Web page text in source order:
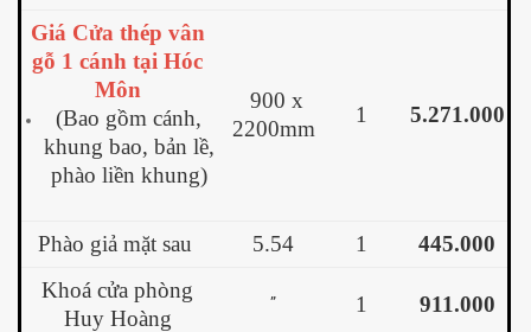
Giá Cửa thép vân
gỗ 1 cánh tại Hóc
Môn
(Bao gồm cánh,
khung bao, bản lề,
phào liền khung)
900 x
2200mm
1 5.271.000
Phào giả mặt sau 5.54 1
445.000
Khoá cửa phòng
Huy Hoàng
” 1 911.000